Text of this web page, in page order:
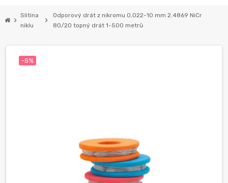
chevron_right
Slitina
niklu
chevron_right
Odporový drát z nikromu 0,022-10 mm 2.4869 NiCr
80/20 topný drát 1-500 metrů
-5%